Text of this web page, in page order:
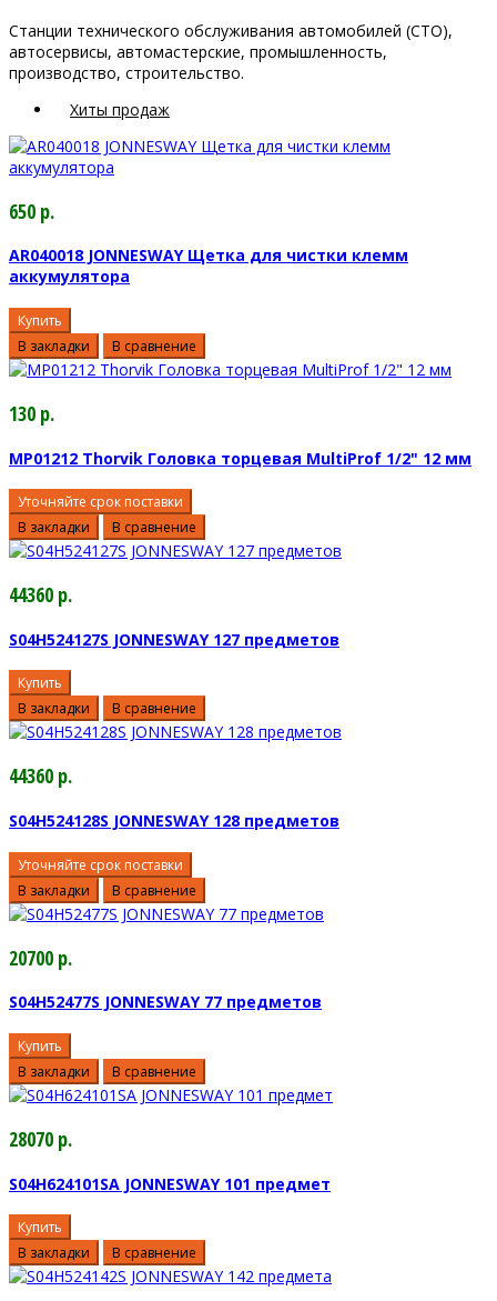
Станции технического обслуживания автомобилей (СТО),
автосервисы, автомастерские, промышленность,
производство, строительство.
Хиты продаж
650 р.
AR040018 JONNESWAY Щетка для чистки клемм
аккумулятора
Купить
В закладки
В сравнение
130 р.
MP01212 Thorvik Головка торцевая MultiProf 1/2" 12 мм
Уточняйте срок поставки
В закладки
В сравнение
44360 р.
S04H524127S JONNESWAY 127 предметов
Купить
В закладки
В сравнение
44360 р.
S04H524128S JONNESWAY 128 предметов
Уточняйте срок поставки
В закладки
В сравнение
20700 р.
S04H52477S JONNESWAY 77 предметов
Купить
В закладки
В сравнение
28070 р.
S04H624101SA JONNESWAY 101 предмет
Купить
В закладки
В сравнение